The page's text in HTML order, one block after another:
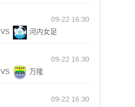
09-22 16:30
VS 河内女足
09-22 16:30
VS 万隆
09-22 16:30